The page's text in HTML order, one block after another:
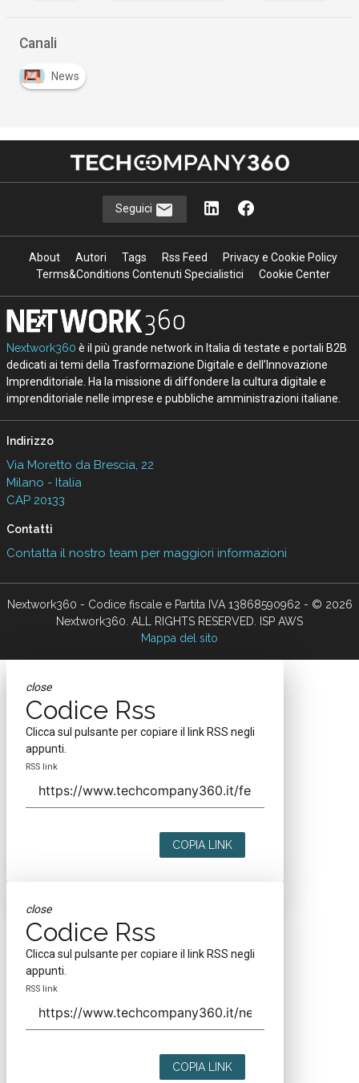
Canali
News
Seguici
About Autori Tags Rss Feed
Privacy e Cookie Policy
Terms&Conditions Contenuti Specialistici
Cookie Center
Nextwork360 è il più grande network in Italia di testate e portali B2B
dedicati ai temi della Trasformazione Digitale e dell’Innovazione
Imprenditoriale. Ha la missione di diffondere la cultura digitale e
imprenditoriale nelle imprese e pubbliche amministrazioni italiane.
Indirizzo
Via Moretto da Brescia, 22
Milano - Italia
CAP 20133
Contatti
Contatta il nostro team per maggiori informazioni
Nextwork360 - Codice fiscale e Partita IVA 13868590962 - © 2026
Nextwork360. ALL RIGHTS RESERVED. ISP AWS
Mappa del sito
close
Codice Rss
Clicca sul pulsante per copiare il link RSS negli
appunti.
RSS link
COPIA LINK
close
Codice Rss
Clicca sul pulsante per copiare il link RSS negli
appunti.
RSS link
COPIA LINK